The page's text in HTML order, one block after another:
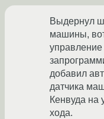
Выдернул
машины,
добавил
датчика
Кенвуда на
хода.